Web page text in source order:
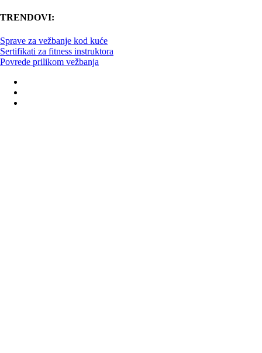
TRENDOVI:
Sprave za vežbanje kod kuće
Sertifikati za fitness instruktora
Povrede prilikom vežbanja